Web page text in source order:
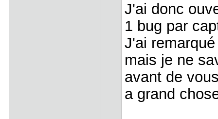
J'ai donc
1 bug par
J'ai
mais je ne
avant de
a grand